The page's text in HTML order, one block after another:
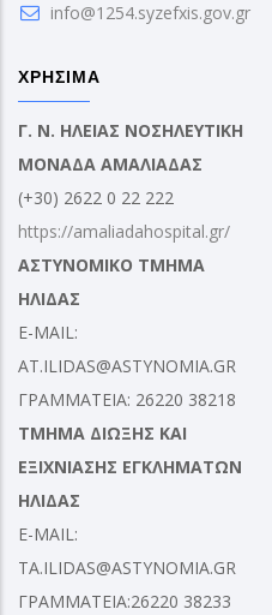
info@1254.syzefxis.gov.gr
ΧΡΗΣΙΜΑ
Γ. Ν. ΗΛΕΙΑΣ ΝΟΣΗΛΕΥΤΙΚΗ
ΜΟΝΑΔΑ ΑΜΑΛΙΑΔΑΣ
(+30) 2622 0 22 222
https://amaliadahospital.gr/
ΑΣΤΥΝΟΜΙΚΟ ΤΜΗΜΑ
ΗΛΙΔΑΣ
E-MAIL:
AT.ILIDAS@ASTYNOMIA.GR
ΓΡΑΜΜΑΤΕΙΑ: 26220 38218
ΤΜΗΜΑ ΔΙΩΞΗΣ ΚΑΙ
ΕΞΙΧΝΙΑΣΗΣ ΕΓΚΛΗΜΑΤΩΝ
ΗΛΙΔΑΣ
E-MAIL:
TA.ILIDAS@ASTYNOMIA.GR
ΓΡΑΜΜΑΤΕΙΑ:26220 38233